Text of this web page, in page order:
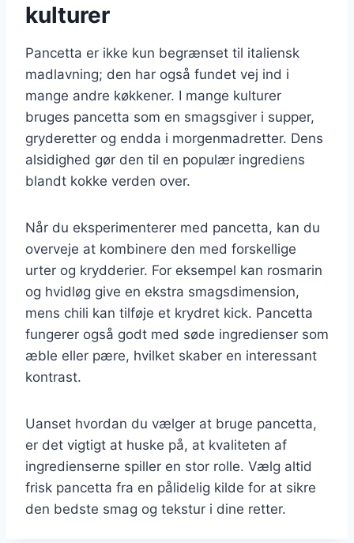
kulturer
Pancetta er ikke kun begrænset til italiensk
madlavning; den har også fundet vej ind i
mange andre køkkener. I mange kulturer
bruges pancetta som en smagsgiver i supper,
gryderetter og endda i morgenmadretter. Dens
alsidighed gør den til en populær ingrediens
blandt kokke verden over.
Når du eksperimenterer med pancetta, kan du
overveje at kombinere den med forskellige
urter og krydderier. For eksempel kan rosmarin
og hvidløg give en ekstra smagsdimension,
mens chili kan tilføje et krydret kick. Pancetta
fungerer også godt med søde ingredienser som
æble eller pære, hvilket skaber en interessant
kontrast.
Uanset hvordan du vælger at bruge pancetta,
er det vigtigt at huske på, at kvaliteten af
ingredienserne spiller en stor rolle. Vælg altid
frisk pancetta fra en pålidelig kilde for at sikre
den bedste smag og tekstur i dine retter.